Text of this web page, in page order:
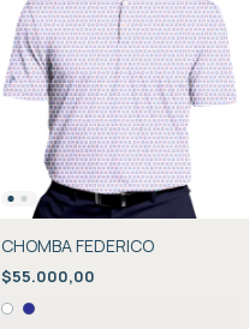
CHOMBA FEDERICO
$55.000,00